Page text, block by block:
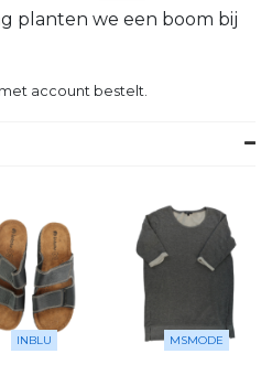
planten we een boom bij
account bestelt.
INBLU MSMODE